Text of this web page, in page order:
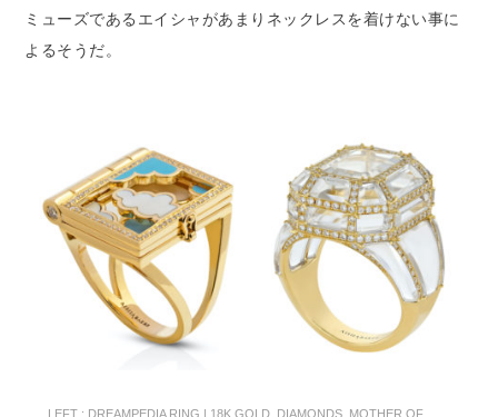
ミューズであるエイシャがあまりネックレスを着けない事に
よるそうだ。
LEFT : DREAMPEDIA RING | 18K GOLD, DIAMONDS, MOTHER OF